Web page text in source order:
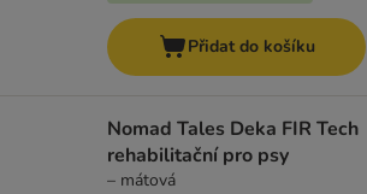
Přidat do košíku
Nomad Tales Deka FIR Tech
rehabilitační pro psy
– mátová